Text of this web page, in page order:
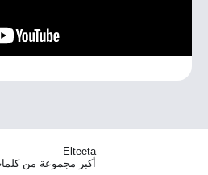
Elteeta
أكبر مجموعة من